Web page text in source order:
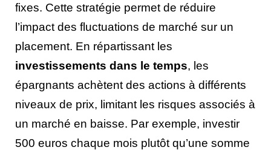
fixes. Cette stratégie permet de réduire
l’impact des fluctuations de marché sur un
placement. En répartissant les
investissements dans le temps, les
épargnants achètent des actions à différents
niveaux de prix, limitant les risques associés à
un marché en baisse. Par exemple, investir
500 euros chaque mois plutôt qu’une somme